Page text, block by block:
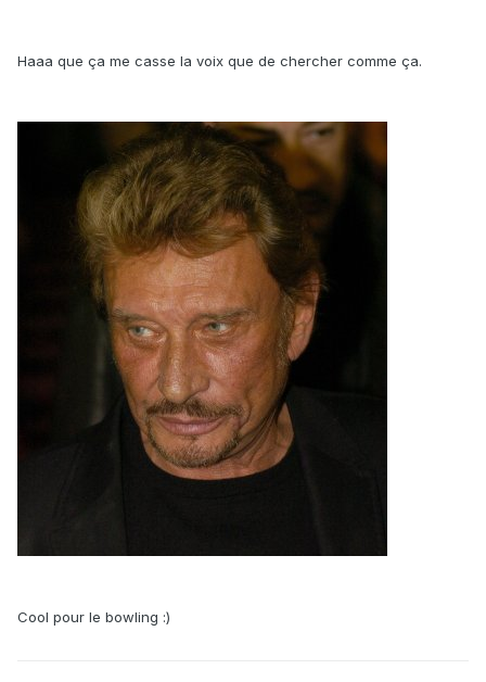
Haaa que ça me casse la voix que de chercher comme ça.
Cool pour le bowling :)